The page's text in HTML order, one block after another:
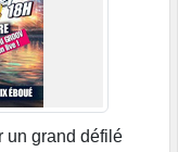
un grand défilé